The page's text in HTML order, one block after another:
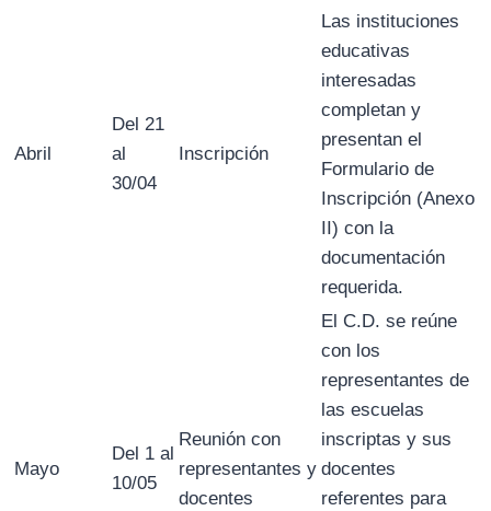
Abril
Del 21
al
30/04
Inscripción
Las instituciones
educativas
interesadas
completan y
presentan el
Formulario de
Inscripción (Anexo
II) con la
documentación
requerida.
Mayo
Del 1 al
10/05
Reunión con
representantes y
docentes
El C.D. se reúne
con los
representantes de
las escuelas
inscriptas y sus
docentes
referentes para